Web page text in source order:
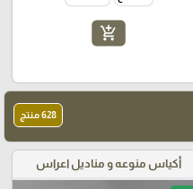
add_shopping_cart
628 منتج
أكياس منوعه و مناديل اعراس